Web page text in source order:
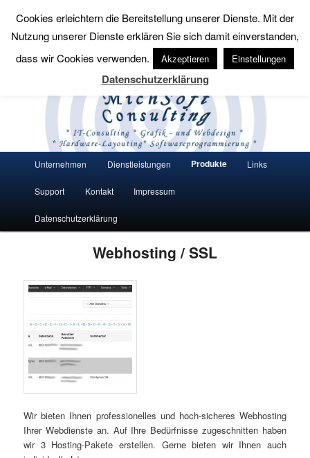
MichSoft Consulting
Wir bringen Lösungen auf den Punkt.
Suchen
Zum Inhalt wechseln
Zum sekundären Inhalt wechseln
Unternehmen Dienstleistungen Produkte Links
Support Kontakt Impressum
Datenschutzerklärung
Webhosting / SSL
Wir bieten Ihnen professionelles und hoch-sicheres Webhosting
Ihrer Webdienste an. Auf Ihre Bedürfnisse zugeschnitten haben
wir 3 Hosting-Pakete erstellen. Gerne bieten wir Ihnen auch
Cookies erleichtern die Bereitstellung unserer Dienste. Mit der
Nutzung unserer Dienste erklären Sie sich damit einverstanden,
dass wir Cookies verwenden.
Akzeptieren Einstellungen
Datenschutzerklärung